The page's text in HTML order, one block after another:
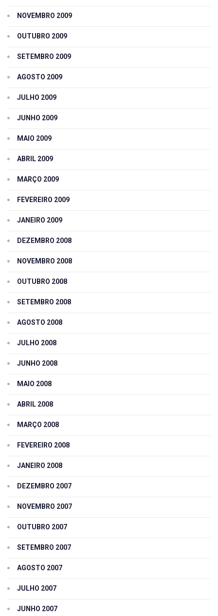
NOVEMBRO 2009
OUTUBRO 2009
SETEMBRO 2009
AGOSTO 2009
JULHO 2009
JUNHO 2009
MAIO 2009
ABRIL 2009
MARÇO 2009
FEVEREIRO 2009
JANEIRO 2009
DEZEMBRO 2008
NOVEMBRO 2008
OUTUBRO 2008
SETEMBRO 2008
AGOSTO 2008
JULHO 2008
JUNHO 2008
MAIO 2008
ABRIL 2008
MARÇO 2008
FEVEREIRO 2008
JANEIRO 2008
DEZEMBRO 2007
NOVEMBRO 2007
OUTUBRO 2007
SETEMBRO 2007
AGOSTO 2007
JULHO 2007
JUNHO 2007